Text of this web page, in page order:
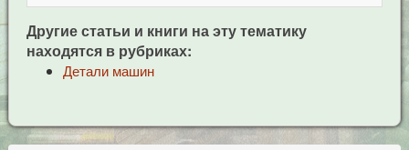
Другие статьи и книги на эту тематику
находятся в рубриках:
Детали машин